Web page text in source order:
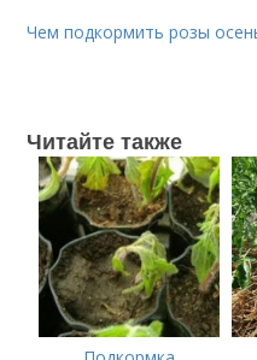
Чем подкормить розы
Читайте также